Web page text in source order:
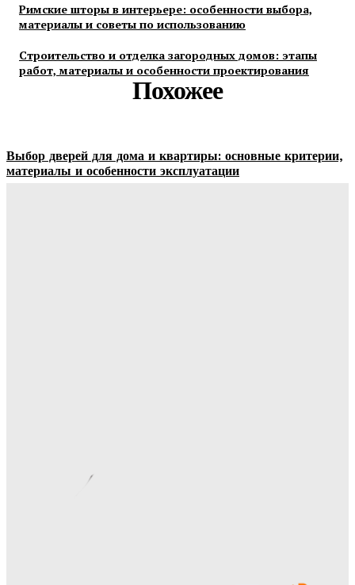
Римские шторы в интерьере: особенности выбора,
материалы и советы по использованию
Строительство и отделка загородных домов: этапы
работ, материалы и особенности проектирования
Похожее
Выбор дверей для дома и квартиры: основные критерии,
материалы и особенности эксплуатации